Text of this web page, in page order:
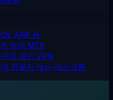
ARK 등
옆의 MT5
만의 개인 VPN
잠들지 않는 데스크톱